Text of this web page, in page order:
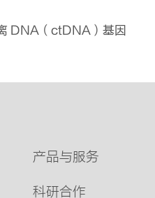
DNA（ctDNA）基因
产品与服务
科研合作